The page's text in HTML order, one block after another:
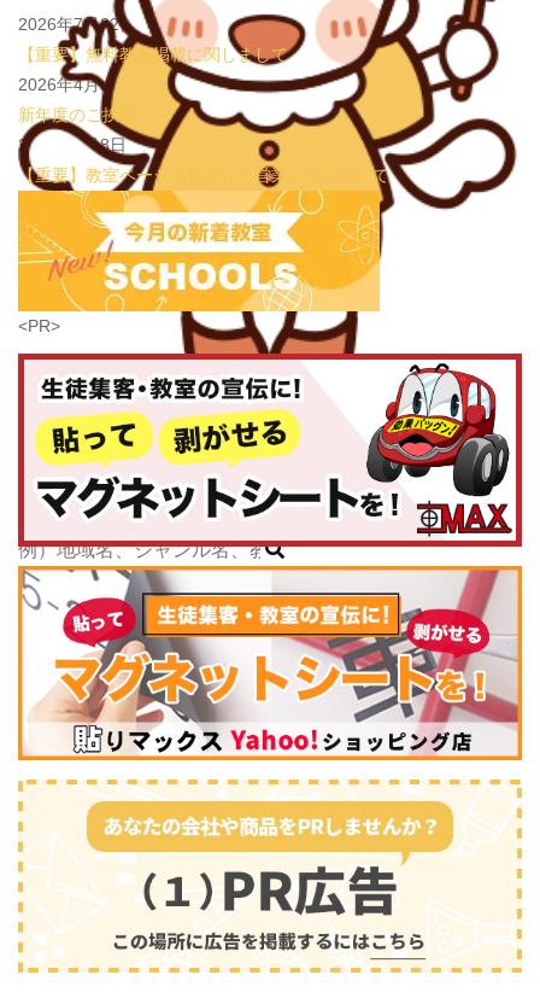
JPCスポーツ教室 山形店
子どもスクールナビ
公式キャラクター
掲載教室数173,463件
ジャンル数135件
6/24現在
岩手県
宮城県
秋田県
山形県
福島県
関東
栃木県
群馬県
埼玉県
千葉県
東京都
神奈川県
中部
新潟県
富山県
石川県
福井県
山梨県
長野県
岐阜県
静岡県
愛知県
三重県
関西
滋賀県
京都府
大阪府
兵庫県
奈良県
和歌山県
中国・四国
学習教室(5437)
スポーツ・運動(2745)
2026年7月22日
【重要】無料教室掲載に関しまして
2026年4月3日
新年度のご挨拶
2026年1月8日
【重要】教室ページを利用した営業行為に関して
<PR>